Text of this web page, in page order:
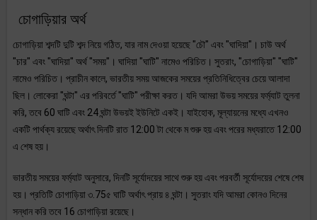
চোগাড়িয়ার অর্থ
চোগাড়িয়া শব্দটি দুটি শব্দ নিয়ে গঠিত, যার নাম দেওয়া হয়েছে "চৌ" এবং "ঘাদিয়া"। চাউ অর্থ
"চার" এবং "ঘাদিয়া" অর্থ "সময়"। ঘাদিয়া "ঘাটি" নামেও পরিচিত। সুতরাং, "চোগাড়িয়া" "ঘাটি"
নামেও পরিচিত। প্রাচীন কালে, ভারতীয় সময় আজকের সময়ের প্রতিনিধিত্বের চেয়ে আলাদা
ছিল। লোকেরা "ঘন্টা" এর পরিবর্তে "ঘাটি" পরীক্ষা করত। যদি আমরা উভয় সময়ের ফর্ম্যাট তুলনা
করি, তবে 60 ঘাটি এবং 24 ঘন্টা উভয়ই ইউনিটে একই। যাইহোক, মূল্যায়নের মধ্যে এখনও
একটি পার্থক্য রয়েছে অর্থাৎ দিনটি রাত 12:00 টা থেকে ম শুরু হয় এবং পরের মধ্যরাতে 12:00
এ শেষ হয়।
ভারতীয় সময়ের ফর্ম্যাট অনুসারে, দিনটি সূর্যোদয়ের সাথে শুরু হয় এবং পরবর্তী সূর্যোদয়ের শেষে শেষ
হয়। প্রতিটি চোগাড়িয়া ৩.75৫ ঘাটি অর্থাৎ প্রায় ৪ ঘন্টা। সুতরাং যদি আমরা কোনও দিনের
সন্ধান করি তবে 16 চোগাড়িয়া রয়েছে।